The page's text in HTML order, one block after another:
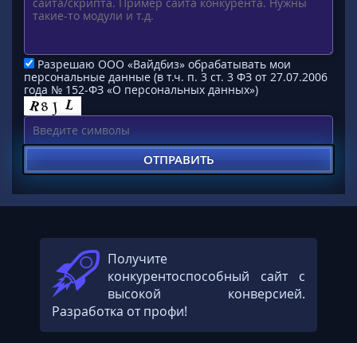
Разрешаю ООО «Вайдбиз» обрабатывать мои
персональные данные (в т.ч. п. 3 ст. 3 ФЗ от 27.07.2006
года № 152-ФЗ «О персональных данных»)
Получите
конкурентоспособный сайт с
высокой конверсией.
Разработка от профи!